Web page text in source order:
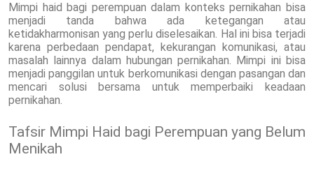
Mimpi haid bagi perempuan dalam konteks pernikahan bisa
menjadi tanda bahwa ada ketegangan atau
ketidakharmonisan yang perlu diselesaikan. Hal ini bisa terjadi
karena perbedaan pendapat, kekurangan komunikasi, atau
masalah lainnya dalam hubungan pernikahan. Mimpi ini bisa
menjadi panggilan untuk berkomunikasi dengan pasangan dan
mencari solusi bersama untuk memperbaiki keadaan
pernikahan.
Tafsir Mimpi Haid bagi Perempuan yang Belum
Menikah